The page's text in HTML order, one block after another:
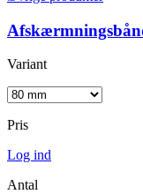
Variant
Pris
Log ind
Antal